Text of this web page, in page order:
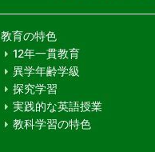
教育の特色
12年一貫教育
異学年齢学級
探究学習
実践的な英語授業
教科学習の特色